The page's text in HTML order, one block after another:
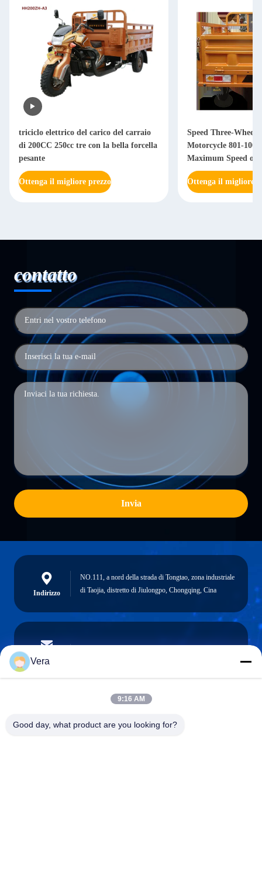
triciclo elettrico del carico del carraio
di 200CC 250cc tre con la bella forcella
pesante
Ottenga il migliore prezzo
Speed Three-
Motorcycle 801-
Maximum Speed of
Transport Needs
Ottenga il migliore
contatto
Invia
Indirizzo
NO.111, a nord della strada di Tongtao, zona industriale
di Taojia, distretto di Jiulongpo, Chongqing, Cina
E-mail
Telefono
Vera
9:16 AM
Good day, what product are you looking for?